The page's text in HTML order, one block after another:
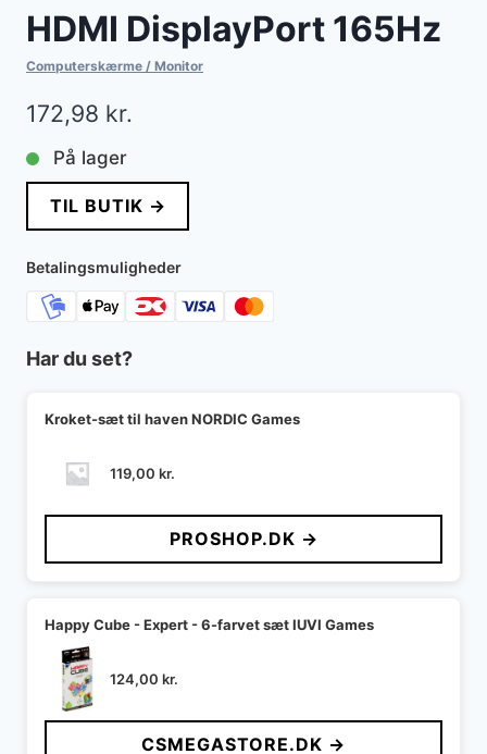
HDMI DisplayPort 165Hz
Computerskærme / Monitor
172,98 kr.
På lager
TIL BUTIK →
Betalingsmuligheder
Har du set?
Kroket-sæt til haven NORDIC Games
119,00 kr.
PROSHOP.DK →
Happy Cube - Expert - 6-farvet sæt IUVI Games
124,00 kr.
CSMEGASTORE.DK →